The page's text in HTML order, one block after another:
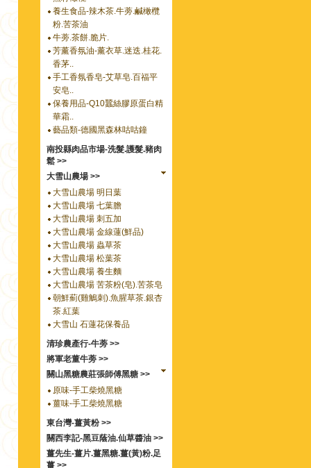
養生食品-辣木茶.牛蒡.鹹橄欖
粉.苦茶油
牛蒡.茶餅.脆片.
芳薰香氛油-薰衣草.迷迭.桂花.
香茅..
手工香氛香皂-艾草皂.百福平
安皂..
保養用品-Q10蠶絲膠原蛋白精
華霜..
藝品類-德國黑森林咕咕鐘
南投縣肉品市場-洗髮.護髮.豬肉
鬆 >>
大雪山農場 >>
大雪山農場 明日葉
大雪山農場 七葉膽
大雪山農場 刺五加
大雪山農場 金線蓮(鮮品)
大雪山農場 蟲草茶
大雪山農場 松葉茶
大雪山農場 養生麵
大雪山農場 苦茶粉(皂).苦茶皂
朝鮮薊(雞鵤刺).魚腥草茶.銀杏
茶.紅葉
大雪山 石蓮花保養品
清珍農產行-牛蒡 >>
將軍老董牛蒡 >>
關山黑糖農莊張師傅黑糖 >>
原味-手工柴燒黑糖
薑味-手工柴燒黑糖
東台灣-薑黃粉 >>
關西李記-黑豆蔭油.仙草醬油 >>
薑先生-薑片.薑黑糖.薑(黃)粉.足
薑 >>